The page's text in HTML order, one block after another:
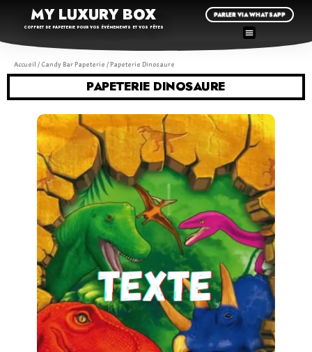
MY LUXURY BOX
COFFRET DE PAPETERIE POUR VOS ÉVÉNEMENTS ET VOS FÊTES
PARLER VIA WHATSAPP
Accueil / Candy Bar Papeterie / Papeterie Dinosaure
PAPETERIE DINOSAURE